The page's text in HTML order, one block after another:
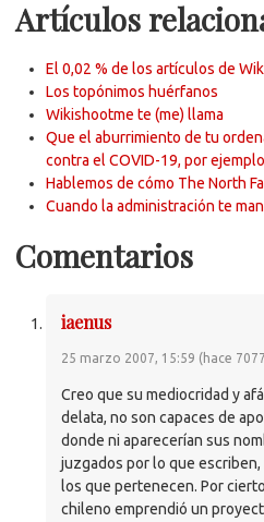
Artículos
El 0,02 % de los artículos de
Los topónimos huérfanos
Wikishootme te (me) llama
Que el aburrimiento de tu
contra el COVID-19, por ejemplo
Hablemos de cómo The North
Cuando la administración te
Comentarios
iaenus
25 marzo 2007, 15:59 (hace
Creo que su mediocridad y
delata, no son capaces de
donde ni aparecerían sus
juzgados por lo que
los que pertenecen. Por
chileno emprendió un